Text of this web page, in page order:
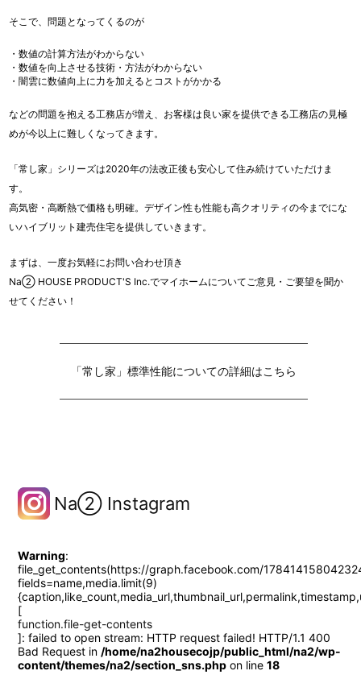
そこで、問題となってくるのが
・数値の計算方法がわからない
・数値を向上させる技術・方法がわからない
・闇雲に数値向上に力を加えるとコストがかかる
などの問題を抱える工務店が増え、お客様は良い家を提供できる工務店の見極
めが今以上に難しくなってきます。
「常し家」シリーズは2020年の法改正後も安心して住み続けていただけま
す。
高気密・高断熱で価格も明確。デザイン性も性能も高クオリティの今までにな
いハイブリット建売住宅を提供していきます。
まずは、一度お気軽にお問い合わせ頂き
Na② HOUSE PRODUCT'S Inc.でマイホームについてご意見・ご要望を聞か
せてください！
「常し家」標準性能についての詳細はこちら
Na② Instagram
Warning:
file_get_contents(https://graph.facebook.com/
fields=name,media.limit(9)
[
function.file-get-contents
]: failed to open stream: HTTP request failed! HTTP/1.1 400
Bad Request in /home/na2housecojp/public_html/na2/wp-
content/themes/na2/section_sns.php on line18